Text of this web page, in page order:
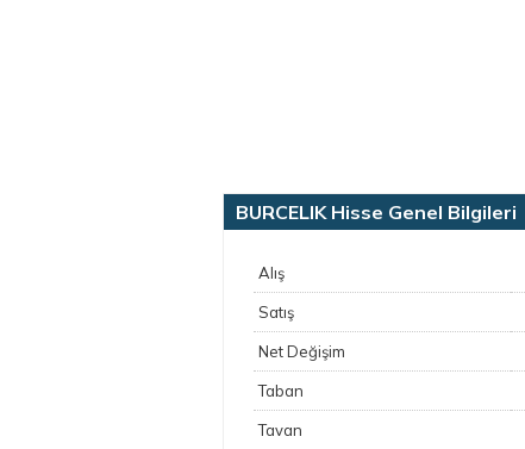
BURCELIK Hisse Genel Bilgileri
Alış
Satış
Net Değişim
Taban
Tavan